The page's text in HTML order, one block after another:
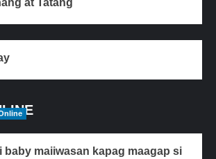
at Tatang
baby maiiwasan kapag maagap si